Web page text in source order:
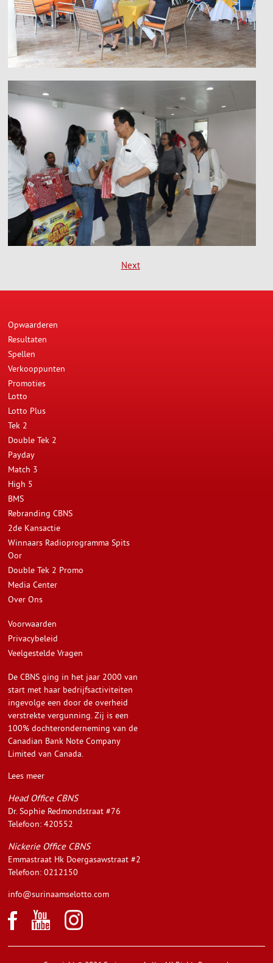
Next
Opwaarderen
Resultaten
Spellen
Verkooppunten
Promoties
Lotto
Lotto Plus
Tek 2
Double Tek 2
Payday
Match 3
High 5
BMS
Rebranding CBNS
2de Kansactie
Winnaars Radioprogramma Spits
Oor
Double Tek 2 Promo
Media Center
Over Ons
Voorwaarden
Privacybeleid
Veelgestelde Vragen
De CBNS ging in het jaar 2000 van
start met haar bedrijfsactiviteiten
ingevolge een door de overheid
verstrekte vergunning. Zij is een
100% dochteronderneming van de
Canadian Bank Note Company
Limited van Canada.
Lees meer
Head Office CBNS
Dr. Sophie Redmondstraat #76
Telefoon: 420552
Nickerie Office CBNS
Emmastraat Hk Doergasawstraat #2
Telefoon: 0212150
info@surinaamselotto.com